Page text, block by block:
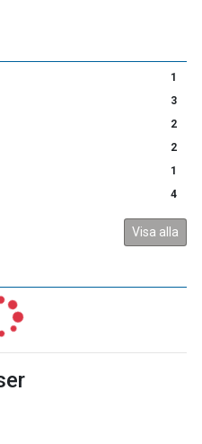
1
3
2
2
1
4
Visa alla